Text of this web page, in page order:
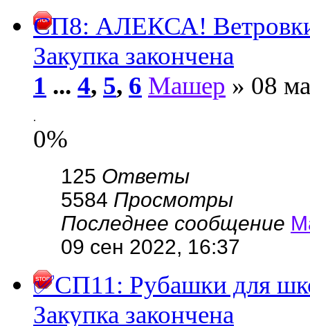
СП8: АЛЕКСА!
Закупка закончена
1 ... 4, 5, 6 Машер » 08
.
0%
125 Ответы
5584 Просмотры
Последнее сообщение
09 сен 2022, 16:37
✅СП11: Рубашки для
Закупка закончена